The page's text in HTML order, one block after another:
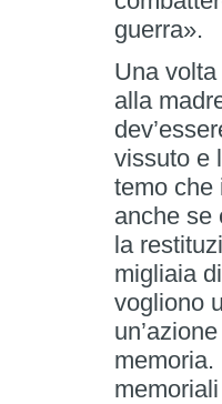
guerra».
Una
alla
vissuto e
temo che
anche se
la
migliaia
vogliono